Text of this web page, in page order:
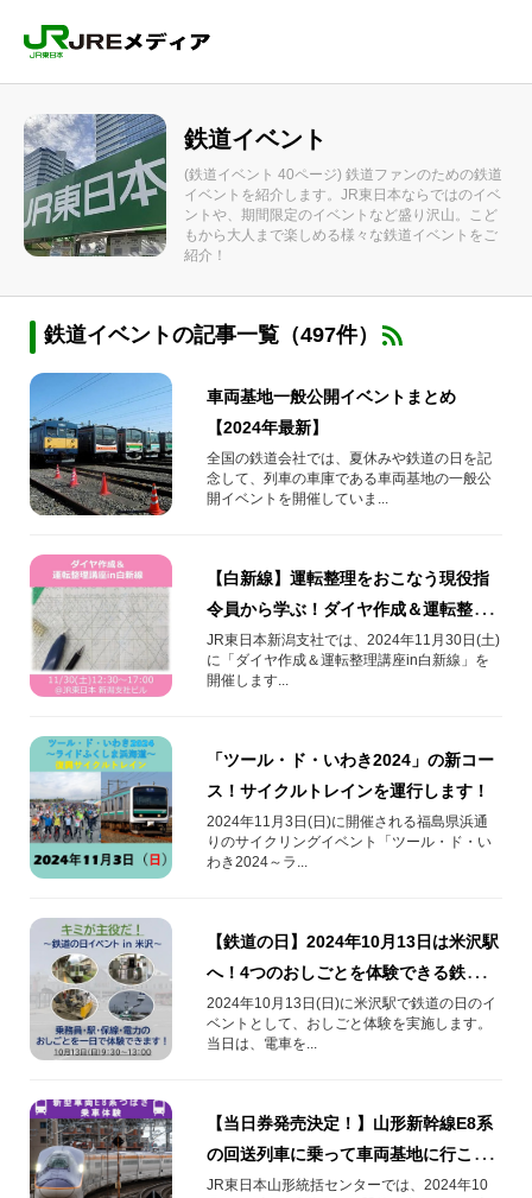
鉄道イベント
(鉄道イベント 40ページ) 鉄道ファンのための鉄道
イベントを紹介します。JR東日本ならではのイベ
ントや、期間限定のイベントなど盛り沢山。こど
もから大人まで楽しめる様々な鉄道イベントをご
紹介！
鉄道イベントの記事一覧（497件）
車両基地一般公開イベントまとめ
【2024年最新】
全国の鉄道会社では、夏休みや鉄道の日を記
念して、列車の車庫である車両基地の一般公
開イベントを開催していま...
【白新線】運転整理をおこなう現役指
令員から学ぶ！ダイヤ作成＆運転整理
講座を開催！
JR東日本新潟支社では、2024年11月30日(土)
に「ダイヤ作成＆運転整理講座in白新線」を
開催します...
「ツール・ド・いわき2024」の新コー
ス！サイクルトレインを運行します！
2024年11月3日(日)に開催される福島県浜通
りのサイクリングイベント「ツール・ド・い
わき2024～ラ...
【鉄道の日】2024年10月13日は米沢駅
へ！4つのおしごとを体験できる鉄道イ
ベントを開催！
2024年10月13日(日)に米沢駅で鉄道の日のイ
ベントとして、おしごと体験を実施します。
当日は、電車を...
【当日券発売決定！】山形新幹線E8系
の回送列車に乗って車両基地に行こ
う！つばさ乗車体験について
JR東日本山形統括センターでは、2024年10